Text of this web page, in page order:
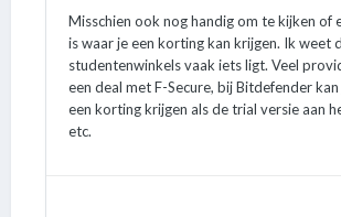
Misschien ook nog handig om te kijken of
is waar je een korting kan krijgen. Ik weet
studentenwinkels vaak iets ligt. Veel
een deal met F-Secure, bij Bitdefender
een korting krijgen als de trial versie aan
etc.